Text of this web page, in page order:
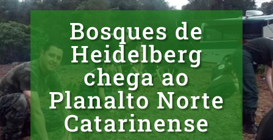
Bosques de
Heidelberg
chega ao
Planalto Norte
Catarinense